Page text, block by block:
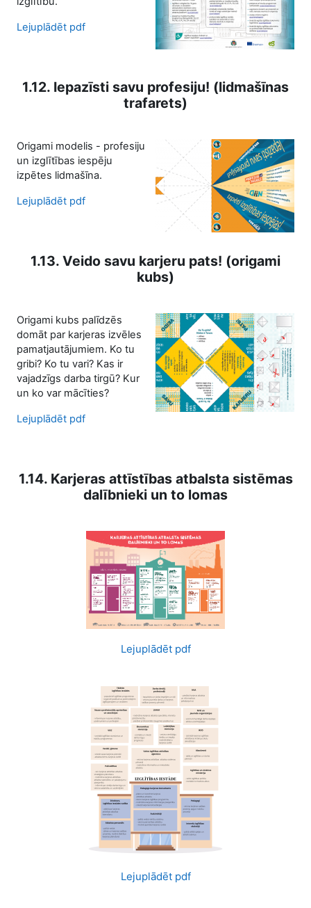
Lejuplādēt pdf
1.12. Iepazīsti savu profesiju! (lidmašīnas
trafarets)
Origami modelis - profesiju
un izglītības iespēju
izpētes lidmašīna.
Lejuplādēt pdf
1.13. Veido savu karjeru pats! (origami
kubs)
Origami kubs palīdzēs
domāt par karjeras izvēles
pamatjautājumiem. Ko tu
gribi? Ko tu vari? Kas ir
vajadzīgs darba tirgū? Kur
un ko var mācīties?
Lejuplādēt pdf
1.14. Karjeras attīstības atbalsta sistēmas
dalībnieki un to lomas
Lejuplādēt pdf
Lejuplādēt pdf